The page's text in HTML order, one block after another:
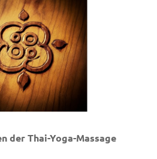
der Thai-Yoga-Massage